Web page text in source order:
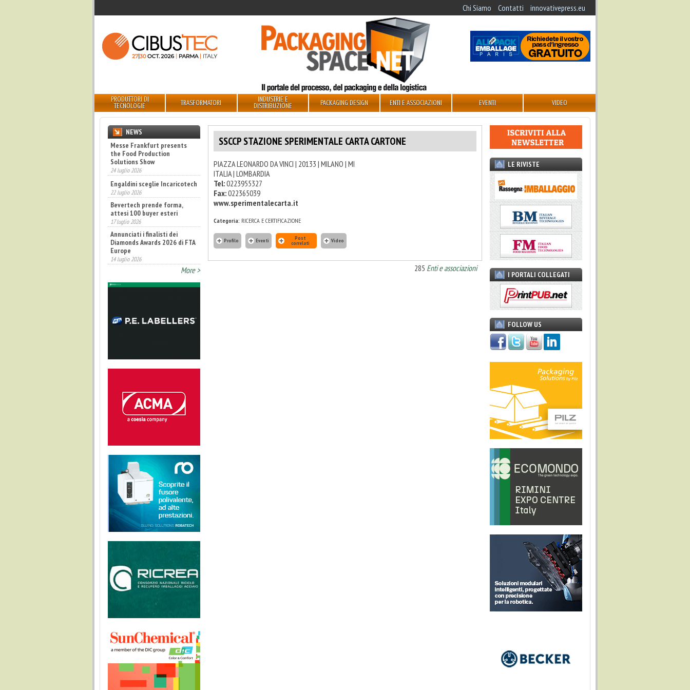
Chi Siamo Contatti innovativepress.eu
PRODUTTORI DI
TECNOLOGIE TRASFORMATORI INDUSTRIE E
DISTRIBUZIONE PACKAGING DESIGN ENTI E ASSOCIAZIONI EVENTI VIDEO
SSCCP STAZIONE SPERIMENTALE CARTA CARTONE
PIAZZA LEONARDO DA VINCI | 20133 | MILANO | MI
ITALIA | LOMBARDIA
Tel:0223955327
Fax:022365039
www.sperimentalecarta.it
Categoria: RICERCA E CERTIFICAZIONE
Profilo Eventi Post
correlati Video
285 Enti e associazioni
NEWS
Messe Frankfurt presents
the Food Production
Solutions Show
24 luglio 2026
Engaldini sceglie Incaricotech
22 luglio 2026
Bevertech prende forma,
attesi 100 buyer esteri
17 luglio 2026
Annunciati i finalisti dei
Diamonds Awards 2026 di FTA
Europe
14 luglio 2026
More >
LE RIVISTE
I PORTALI COLLEGATI
FOLLOW US